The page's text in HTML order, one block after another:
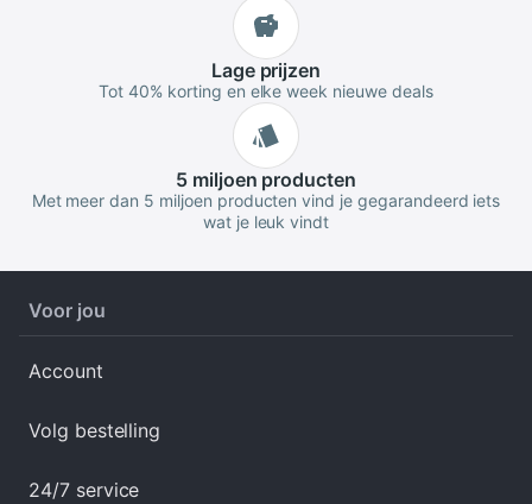
Lageprijzen
Tot 40% korting en elke week nieuwe deals
5 miljoen producten
Met meer dan 5 miljoen producten vind je gegarandeerd iets
wat je leuk vindt
Voor jou
Account
Volg bestelling
24/7 service